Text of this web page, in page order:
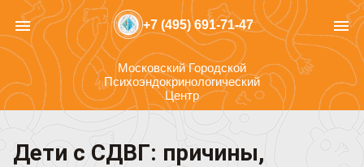
menu +7 (495) 691-71-47 menu
Московский Городской
Психоэндокринологический
Центр
Дети с СДВГ: причины,